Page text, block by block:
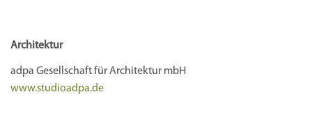
Architektur
adpa Gesellschaft für Architektur mbH
www.studioadpa.de